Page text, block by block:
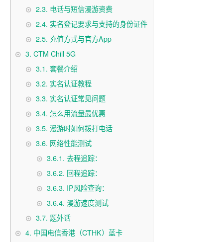
2.3. 电话与短信漫游资费
2.4. 实名登记要求与支持的身份证件
2.5. 充值方式与官方App
3. CTM Chill 5G
3.1. 套餐介绍
3.2. 实名认证教程
3.3. 实名认证常见问题
3.4. 怎么用流量最优惠
3.5. 漫游时如何拨打电话
3.6. 网络性能测试
3.6.1. 去程追踪：
3.6.2. 回程追踪：
3.6.3. IP风险查询：
3.6.4. 漫游速度测试
3.7. 题外话
4. 中国电信香港（CTHK）蓝卡